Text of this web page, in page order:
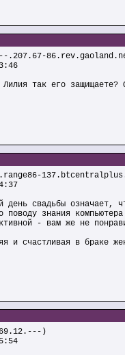
.207.67-
так его
день свадьбы означает,
поводу знания
- вам же не
и счастливая в браке
)